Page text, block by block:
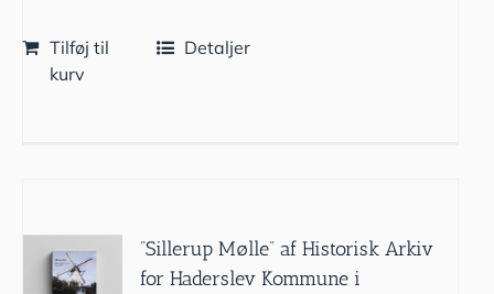
Tilføj til
kurv
Detaljer
”Sillerup Mølle” af Historisk Arkiv
for Haderslev Kommune i